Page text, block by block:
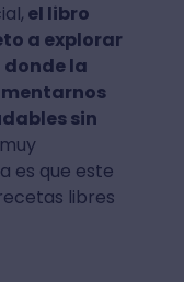
el libro
a explorar
la
sin
es que este
libres